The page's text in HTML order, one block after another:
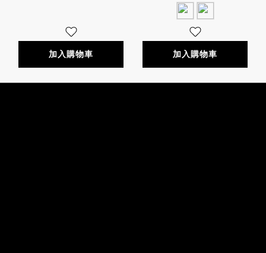
加入購物車 加入購物車